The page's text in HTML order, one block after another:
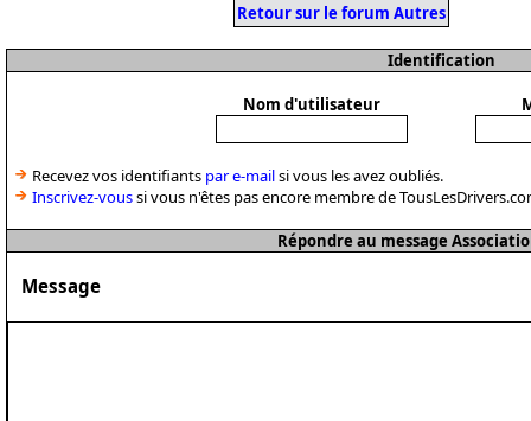
Retour sur le forum Autres
Identification
Nom d'utilisateur
Recevez vos identifiants par e-mailsi vous les avez oubliés.
Inscrivez-voussi vous n'êtes pas encore membre de
Répondre au message
Message